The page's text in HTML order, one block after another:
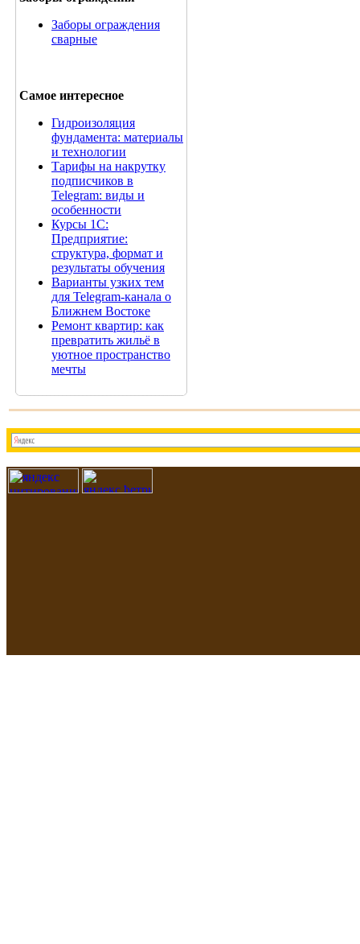
Заборы ограждения
сварные
Самое интересное
Гидроизоляция
фундамента: материалы
и технологии
Тарифы на накрутку
подписчиков в
Telegram: виды и
особенности
Курсы 1С:
Предприятие:
структура, формат и
результаты обучения
Варианты узких тем
для Telegram-канала о
Ближнем Востоке
Ремонт квартир: как
превратить жильё в
уютное пространство
мечты